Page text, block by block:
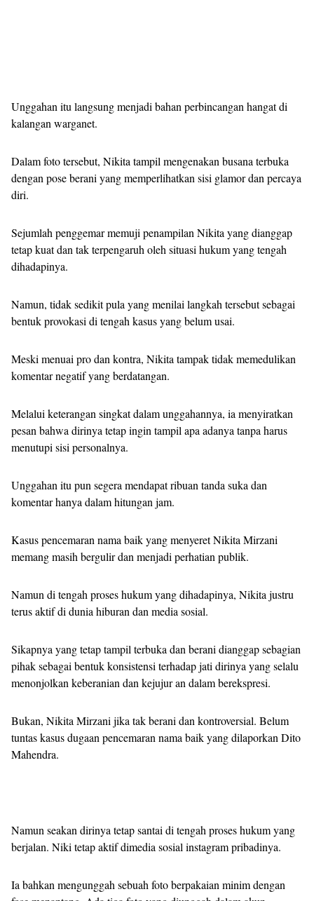
Unggahan itu langsung menjadi bahan perbincangan hangat di
kalangan warganet.
Dalam foto tersebut, Nikita tampil mengenakan busana terbuka
dengan pose berani yang memperlihatkan sisi glamor dan percaya
diri.
Sejumlah penggemar memuji penampilan Nikita yang dianggap
tetap kuat dan tak terpengaruh oleh situasi hukum yang tengah
dihadapinya.
Namun, tidak sedikit pula yang menilai langkah tersebut sebagai
bentuk provokasi di tengah kasus yang belum usai.
Meski menuai pro dan kontra, Nikita tampak tidak memedulikan
komentar negatif yang berdatangan.
Melalui keterangan singkat dalam unggahannya, ia menyiratkan
pesan bahwa dirinya tetap ingin tampil apa adanya tanpa harus
menutupi sisi personalnya.
Unggahan itu pun segera mendapat ribuan tanda suka dan
komentar hanya dalam hitungan jam.
Kasus pencemaran nama baik yang menyeret Nikita Mirzani
memang masih bergulir dan menjadi perhatian publik.
Namun di tengah proses hukum yang dihadapinya, Nikita justru
terus aktif di dunia hiburan dan media sosial.
Sikapnya yang tetap tampil terbuka dan berani dianggap sebagian
pihak sebagai bentuk konsistensi terhadap jati dirinya yang selalu
menonjolkan keberanian dan kejujur an dalam berekspresi.
Bukan, Nikita Mirzani jika tak berani dan kontroversial. Belum
tuntas kasus dugaan pencemaran nama baik yang dilaporkan Dito
Mahendra.
Namun seakan dirinya tetap santai di tengah proses hukum yang
berjalan. Niki tetap aktif dimedia sosial instagram pribadinya.
Ia bahkan mengunggah sebuah foto berpakaian minim dengan